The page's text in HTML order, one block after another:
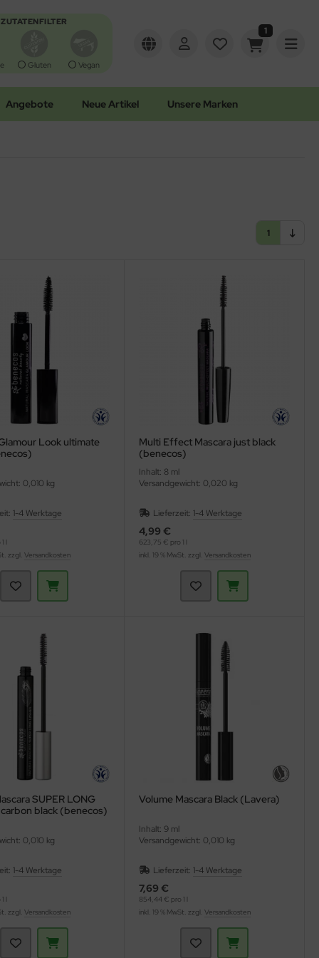
ZUTATENFILTER
Gluten Vegan
1
Angebote Neue Artikel Unsere Marken
1
Look ultimate
0,010 kg
1-4 Werktage
l
zzgl. Versandkosten
Multi Effect Mascara just black
(benecos)
Inhalt: 8 ml
Versandgewicht: 0,020 kg
Lieferzeit: 1-4 Werktage
4,99 €
623,75 € pro 1 l
inkl. 19 % MwSt. zzgl. Versandkosten
SUPER LONG
black (benecos)
0,010 kg
1-4 Werktage
l
zzgl. Versandkosten
Volume Mascara Black (Lavera)
Inhalt: 9 ml
Versandgewicht: 0,010 kg
Lieferzeit: 1-4 Werktage
7,69 €
854,44 € pro 1 l
inkl. 19 % MwSt. zzgl. Versandkosten